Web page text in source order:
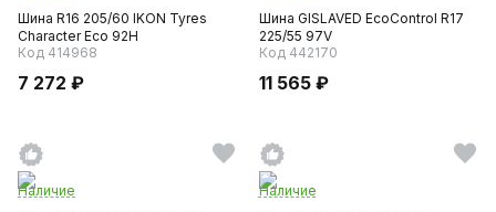
Шина R16 205/60 IKON Tyres
Character Eco 92H
Код 414968
7 272 ₽
Шина GISLAVED EcoControl R17
225/55 97V
Код 442170
11 565 ₽
Наличие
Наличие